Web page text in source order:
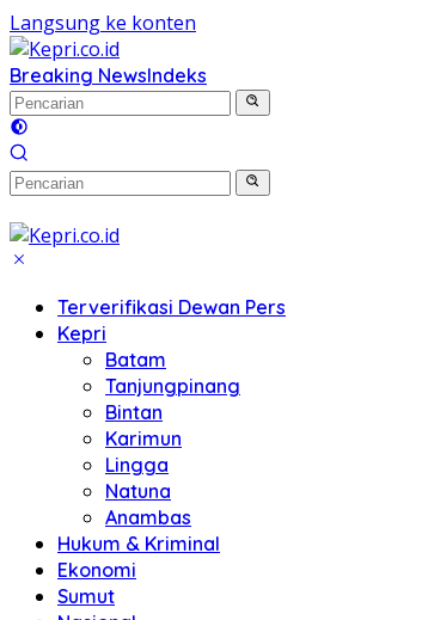
Langsung ke konten
Breaking NewsIndeks
Terverifikasi Dewan Pers
Kepri
Batam
Tanjungpinang
Bintan
Karimun
Lingga
Natuna
Anambas
Hukum & Kriminal
Ekonomi
Sumut